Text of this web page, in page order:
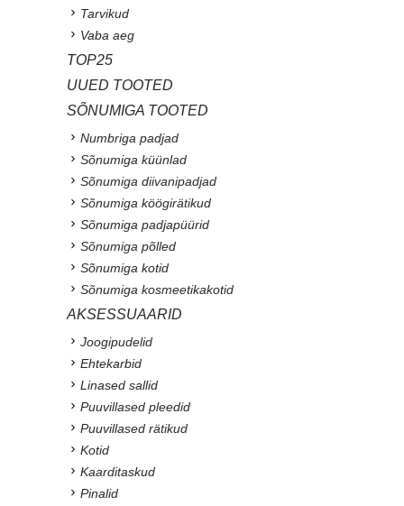
Tarvikud
Vaba aeg
TOP25
UUED TOOTED
SÕNUMIGA TOOTED
Numbriga padjad
Sõnumiga küünlad
Sõnumiga diivanipadjad
Sõnumiga köögirätikud
Sõnumiga padjapüürid
Sõnumiga põlled
Sõnumiga kotid
Sõnumiga kosmeetikakotid
AKSESSUAARID
Joogipudelid
Ehtekarbid
Linased sallid
Puuvillased pleedid
Puuvillased rätikud
Kotid
Kaarditaskud
Pinalid